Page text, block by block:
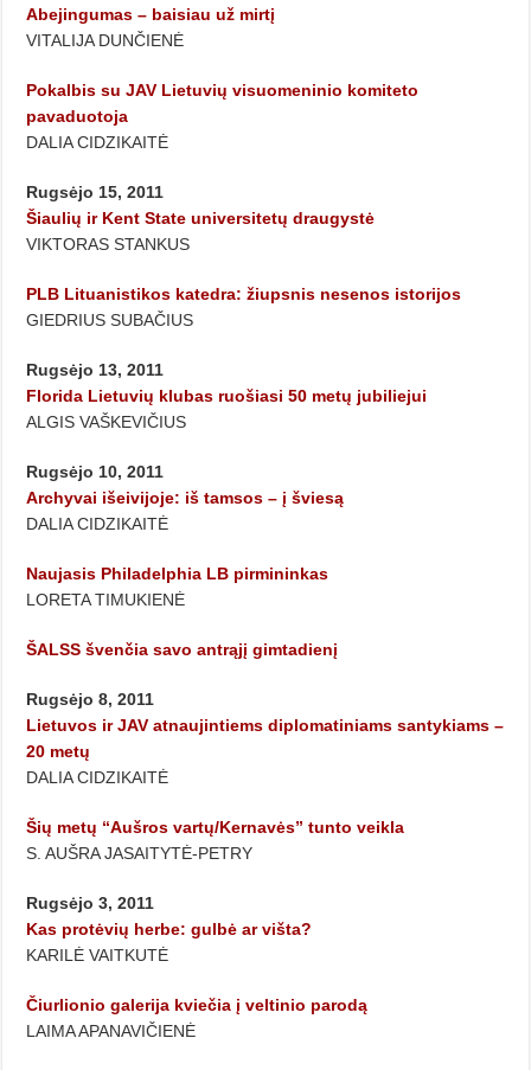
Abejingumas – baisiau už mirtį
VITALIJA DUNČIENĖ
Pokalbis su JAV Lietuvių visuomeninio komiteto
pavaduotoja
DALIA CIDZIKAITĖ
Rugsėjo 15, 2011
Šiaulių ir Kent State universitetų draugystė
VIKTORAS STANKUS
PLB Lituanistikos katedra: žiupsnis nesenos istorijos
GIEDRIUS SUBAČIUS
Rugsėjo 13, 2011
Florida Lietuvių klubas ruošiasi 50 metų jubiliejui
ALGIS VAŠKEVIČIUS
Rugsėjo 10, 2011
Archyvai išeivijoje: iš tamsos – į šviesą
DALIA CIDZIKAITĖ
Naujasis Philadelphia LB pirmininkas
LORETA TIMUKIENĖ
ŠALSS švenčia savo antrąjį gimtadienį
Rugsėjo 8, 2011
Lietuvos ir JAV atnaujintiems diplomatiniams santykiams –
20 metų
DALIA CIDZIKAITĖ
Šių metų “Aušros vartų/Kernavės” tunto veikla
S. AUŠRA JASAITYTĖ-PETRY
Rugsėjo 3, 2011
Kas protėvių herbe: gulbė ar višta?
KARILĖ VAITKUTĖ
Čiurlionio galerija kviečia į veltinio parodą
LAIMA APANAVIČIENĖ